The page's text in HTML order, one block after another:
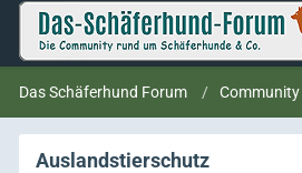
Das Schäferhund Forum Community
Auslandstierschutz